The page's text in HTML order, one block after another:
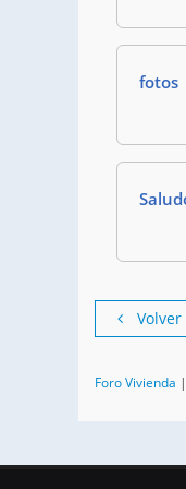
fotos
Foro Vivienda |